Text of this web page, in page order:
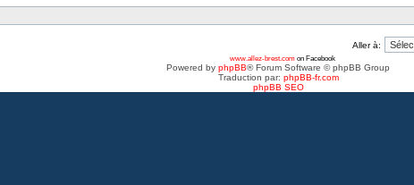
Aller à:
www.allez-brest.com on Facebook
Powered by phpBB® Forum Software © phpBB Group
Traduction par: phpBB-fr.com
phpBB SEO